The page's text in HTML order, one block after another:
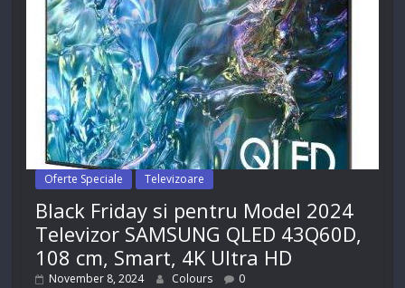
Oferte Speciale Televizoare
Black Friday si pentru Model 2024
Televizor SAMSUNG QLED 43Q60D,
108 cm, Smart, 4K Ultra HD
November 8, 2024 Colours 0